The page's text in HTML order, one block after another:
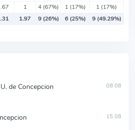
1 4 (67%) 1 (17%)
1 (17%)
1.97 9 (26%) 6 (25%) 9 (49.29%)
de Concepcion 08.08
15.08